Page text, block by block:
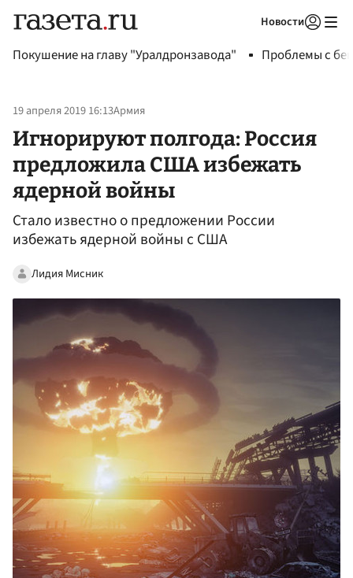
Новости
Покушение на главу "Уралдронзавода" Проблемы с
19 апреля 2019 16:13Армия
Игнорируют полгода: Россия
предложила США избежать
ядерной войны
Стало известно о предложении России
избежать ядерной войны с США
Лидия Мисник